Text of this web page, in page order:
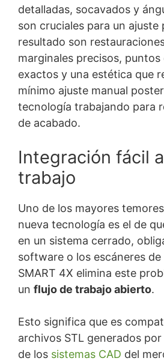
detalladas, socavados y
son cruciales para un ajuste
resultado son
marginales precisos,
exactos y una estética que
mínimo ajuste manual
tecnología trabajando para
de acabado.
Integración fácil
trabajo
Uno de los mayores
nueva tecnología es el de
en un sistema cerrado,
software o los escáneres de
SMART 4X elimina este
un flujo de trabajo abierto.
Esto significa que es
archivos STL generados
de los sistemas CAD del